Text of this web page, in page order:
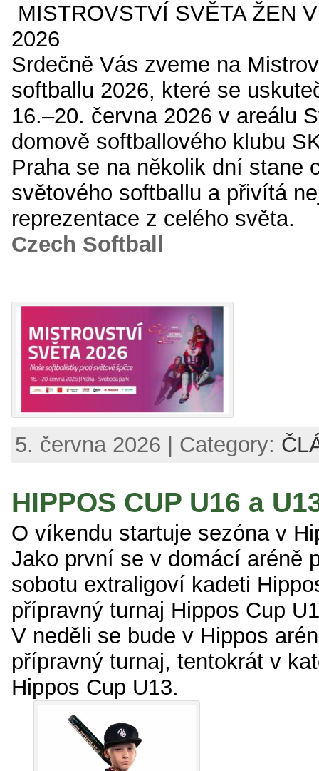
MISTROVSTVÍ SVĚTA ŽEN
2026
Srdečně Vás zveme na
softballu 2026, které se
16.–20. června 2026 v areálu
domově softballového klubu
Praha se na několik dní stane
světového softballu a přivítá
reprezentace z celého světa.
Czech Softball
5. června 2026 | Category:
HIPPOS CUP U16 a
O víkendu startuje sezóna v
Jako první se v domácí aréně
sobotu extraligoví kadeti
přípravný turnaj Hippos Cup
V neděli se bude v Hippos
přípravný turnaj, tentokrát v
Hippos Cup U13.